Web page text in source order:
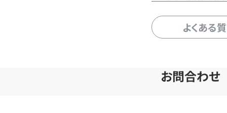
よくある
お問合わせ